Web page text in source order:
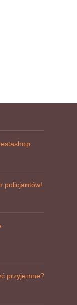
policjantów!
przyjemne?